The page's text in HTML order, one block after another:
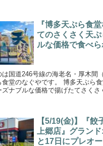
『博多天ぷら食
てのさくさく天
ルな価格で食べら
国道246号線の海老名・厚木間
す。 博多天ぷら食堂なぐやは1000円
ズナブルな価格で揚げたてさくさ
【5/19(金)】『餃
上郷店』グラン
と17日にプレオ